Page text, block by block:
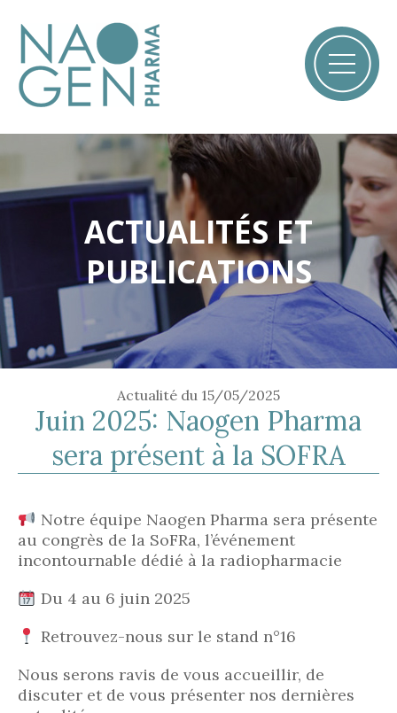
ACTUALITÉS ET
PUBLICATIONS
Actualité du 15/05/2025
Juin 2025: Naogen Pharma
sera présent à la SOFRA
Notre équipe Naogen Pharma sera présente
au congrès de la SoFRa, l’événement
incontournable dédié à la radiopharmacie
Du 4 au 6 juin 2025
Retrouvez-nous sur le stand n°16
Nous serons ravis de vous accueillir, de
discuter et de vous présenter nos dernières